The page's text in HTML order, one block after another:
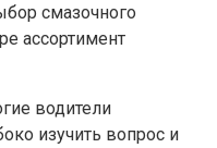
смазочного
ассортимент
водители
изучить вопрос и